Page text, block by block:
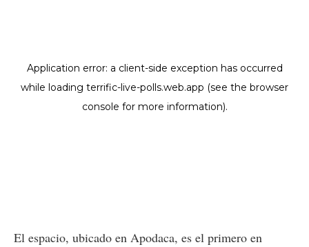
El espacio, ubicado en Apodaca, es el primero en